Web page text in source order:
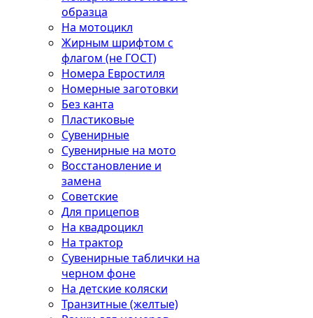
образца
На мотоцикл
Жирным шрифтом с
флагом (не ГОСТ)
Номера Евростиля
Номерные заготовки
Без канта
Пластиковые
Сувенирные
Сувенирные на мото
Восстановление и
замена
Советские
Для прицепов
На квадроцикл
На трактор
Сувенирные таблички на
черном фоне
На детские коляски
Транзитные (желтые)